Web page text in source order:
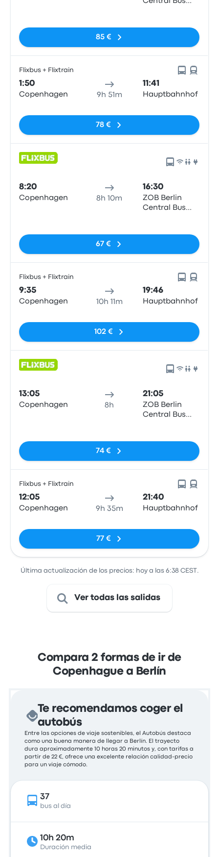
85 €
Flixbus + Flixtrain
1:50
Copenhagen 9h 51m
11:41
Hauptbahnhof
78 €
8:20
Copenhagen 8h 10m
16:30
ZOB Berlin
Central Bus
67 €
Flixbus + Flixtrain
9:35
Copenhagen 10h 11m
19:46
Hauptbahnhof
102 €
13:05
Copenhagen 8h
21:05
ZOB Berlin
Central Bus
74 €
Flixbus + Flixtrain
12:05
Copenhagen 9h 35m
21:40
Hauptbahnhof
77 €
Última actualización de los precios: hoy a las 6:38 CEST.
Ver todas las salidas
Compara 2 formas de ir de
Copenhague a Berlín
Te recomendamos coger el
autobús
Entre las opciones de viaje sostenibles, el Autobús destaca
como una buena manera de llegar a Berlín. El trayecto
dura aproximadamente 10 horas 20 minutos y, con tarifas a
partir de 22 €, ofrece una excelente relación calidad-precio
para un viaje cómodo.
37
bus al día
10h 20m
Duración media